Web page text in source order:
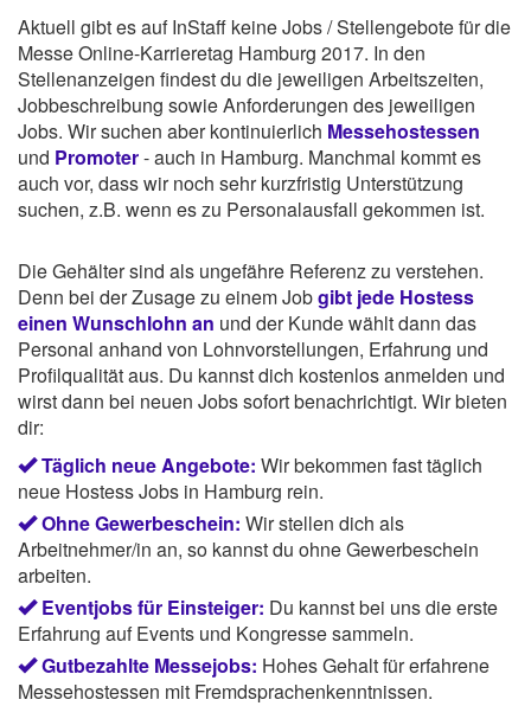
Aktuell gibt es auf InStaff keine Jobs / Stellengebote für die
Messe Online-Karrieretag Hamburg 2017. In den
Stellenanzeigen findest du die jeweiligen Arbeitszeiten,
Jobbeschreibung sowie Anforderungen des jeweiligen
Jobs. Wir suchen aber kontinuierlich Messehostessen
und Promoter- auch in Hamburg. Manchmal kommt es
auch vor, dass wir noch sehr kurzfristig Unterstützung
suchen, z.B. wenn es zu Personalausfall gekommen ist.
Die Gehälter sind als ungefähre Referenz zu verstehen.
Denn bei der Zusage zu einem Jobgibt jede Hostess
einen Wunschlohn an und der Kunde wählt dann das
Personal anhand von Lohnvorstellungen, Erfahrung und
Profilqualität aus. Du kannst dich kostenlos anmelden und
wirst dann bei neuen Jobs sofort benachrichtigt. Wir bieten
dir:
Täglich neue Angebote: Wir bekommen fast täglich
neue Hostess Jobs in Hamburg rein.
Ohne Gewerbeschein: Wir stellen dich als
Arbeitnehmer/in an, so kannst du ohne Gewerbeschein
arbeiten.
Eventjobs für Einsteiger: Du kannst bei uns die erste
Erfahrung auf Events und Kongresse sammeln.
Gutbezahlte Messejobs: Hohes Gehalt für erfahrene
Messehostessen mit Fremdsprachenkenntnissen.